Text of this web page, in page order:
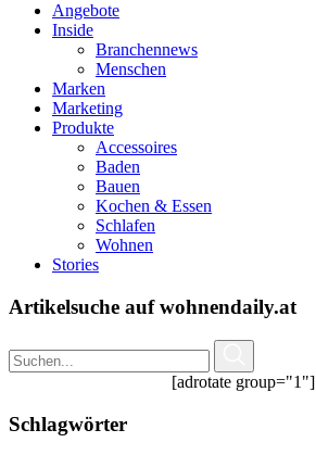
Angebote
Inside
Branchennews
Menschen
Marken
Marketing
Produkte
Accessoires
Baden
Bauen
Kochen & Essen
Schlafen
Wohnen
Stories
Artikelsuche auf wohnendaily.at
[adrotate group="1"]
Schlagwörter